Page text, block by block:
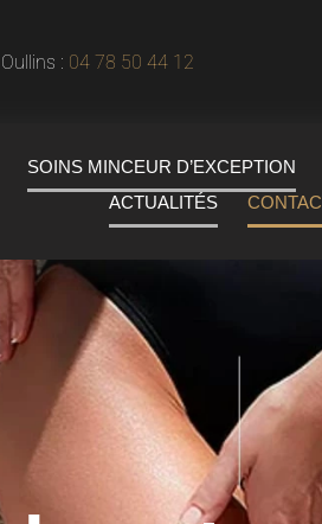
: 04 78 50 44 12
SOINS MINCEUR D’EXCEPTION
ACTUALITÉS